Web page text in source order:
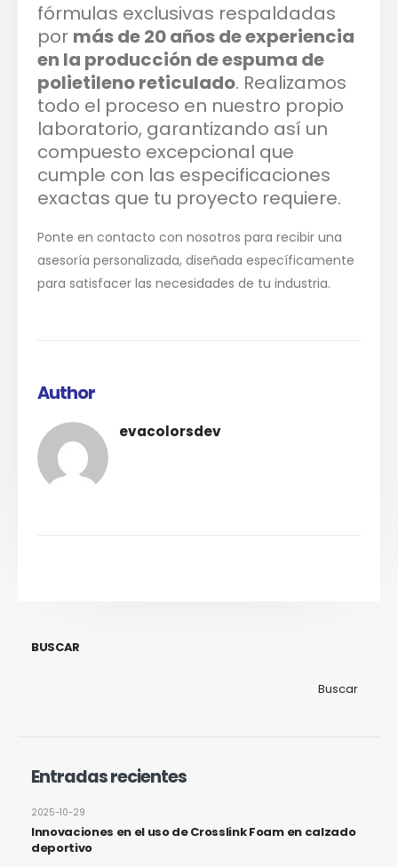
fórmulas exclusivas respaldadas
por más de 20 años de experiencia
en la producción de espuma de
polietileno reticulado. Realizamos
todo el proceso en nuestro propio
laboratorio, garantizando así un
compuesto excepcional que
cumple con las especificaciones
exactas que tu proyecto requiere.
Ponte en contacto con nosotros para recibir una
asesoría personalizada, diseñada específicamente
para satisfacer las necesidades de tu industria.
Author
evacolorsdev
BUSCAR
Buscar
Entradas recientes
Innovaciones en el uso de Crosslink Foam en calzado
deportivo
2025-10-29